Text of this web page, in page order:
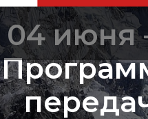
04